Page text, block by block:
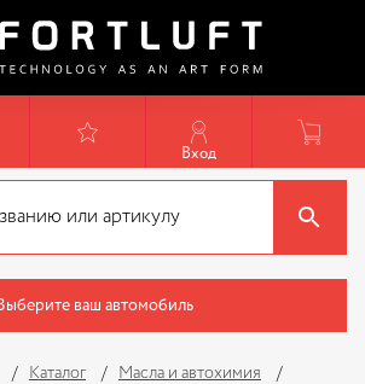
Вход
ваш автомобиль
Каталог
Масла и автохимия